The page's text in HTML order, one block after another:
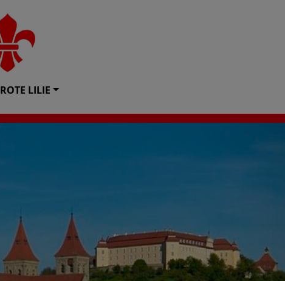
ROTE LILIE